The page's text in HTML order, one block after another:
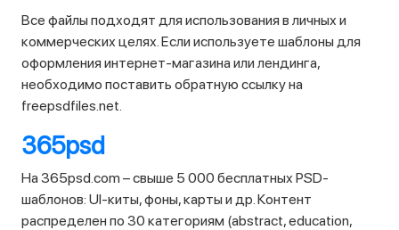
Все файлы подходят для использования в личных и
коммерческих целях. Если используете шаблоны для
оформления интернет-магазина или лендинга,
необходимо поставить обратную ссылку на
freepsdfiles.net.
365psd
На 365psd.com – свыше 5 000 бесплатных PSD-
шаблонов: UI-киты, фоны, карты и др. Контент
распределен по 30 категориям (abstract, education,